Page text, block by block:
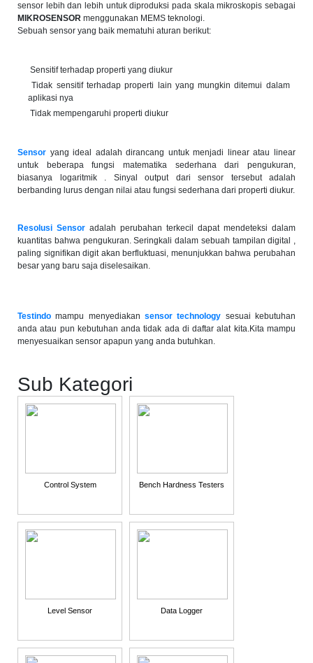
sensor lebih dan lebih untuk diproduksi pada skala mikroskopis sebagai
MIKROSENSOR menggunakan MEMS teknologi.
Sebuah sensor yang baik mematuhi aturan berikut:
Sensitif terhadap properti yang diukur
Tidak sensitif terhadap properti lain yang mungkin ditemui dalam
aplikasi nya
Tidak mempengaruhi properti diukur
Sensor yang ideal adalah dirancang untuk menjadi linear atau linear
untuk beberapa fungsi matematika sederhana dari pengukuran,
biasanya logaritmik . Sinyal output dari sensor tersebut adalah
berbanding lurus dengan nilai atau fungsi sederhana dari properti diukur.
Resolusi Sensor adalah perubahan terkecil dapat mendeteksi dalam
kuantitas bahwa pengukuran. Seringkali dalam sebuah tampilan digital ,
paling signifikan digit akan berfluktuasi, menunjukkan bahwa perubahan
besar yang baru saja diselesaikan.
Testindo mampu menyediakan sensor technology sesuai kebutuhan
anda atau pun kebutuhan anda tidak ada di daftar alat kita.Kita mampu
menyesuaikan sensor apapun yang anda butuhkan.
Sub Kategori
Control System Bench Hardness Testers
Level Sensor Data Logger